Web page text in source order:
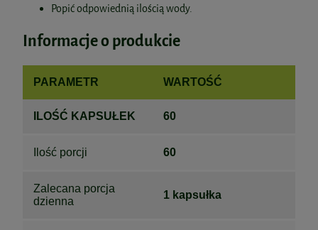
Popić odpowiednią ilością wody.
Informacje o produkcie
PARAMETR WARTOŚĆ
ILOŚĆ KAPSUŁEK 60
Ilość porcji 60
Zalecana porcja
dzienna
1 kapsułka